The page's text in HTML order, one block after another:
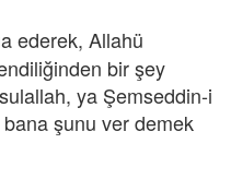
ederek, Allahü
bir şey
ya Şemseddin-i
şunu ver demek